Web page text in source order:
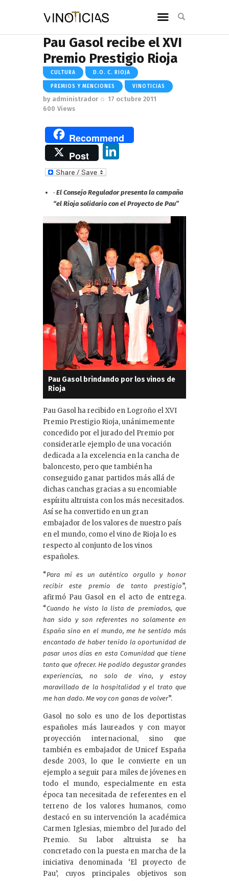
Pau Gasol recibe el XVI
Premio Prestigio Rioja
CULTURA D.O. C. RIOJA
PREMIOS Y MENCIONES VINOTICIAS
by administrador
17 octubre 2011
600 Views
Recommend
Post
e
dI
n
· El Consejo Regulador presenta la campaña
“el Rioja solidario con el Proyecto de Pau”
Pau Gasol brindando por los vinos de
Rioja
Pau Gasol ha recibido en Logroño el XVI
Premio Prestigio Rioja, unánimemente
concedido por el jurado del Premio por
considerarle ejemplo de una vocación
dedicada a la excelencia en la cancha de
baloncesto, pero que también ha
conseguido ganar partidos más allá de
dichas canchas gracias a su encomiable
espíritu altruista con los más necesitados.
Así se ha convertido en un gran
embajador de los valores de nuestro país
en el mundo, como el vino de Rioja lo es
respecto al conjunto de los vinos
españoles.
“Para mí es un auténtico orgullo y honor
recibir este premio de tanto prestigio”,
afirmó Pau Gasol en el acto de entrega.
“Cuando he visto la lista de premiados, que
han sido y son referentes no solamente en
España sino en el mundo, me he sentido más
encantado de haber tenido la oportunidad de
pasar unos días en esta Comunidad que tiene
tanto que ofrecer. He podido degustar grandes
experiencias, no solo de vino, y estoy
maravillado de la hospitalidad y el trato que
me han dado. Me voy con ganas de volver”.
Gasol no solo es uno de los deportistas
españoles más laureados y con mayor
proyección internacional, sino que
también es embajador de Unicef España
desde 2003, lo que le convierte en un
ejemplo a seguir para miles de jóvenes en
todo el mundo, especialmente en esta
época tan necesitada de referentes en el
terreno de los valores humanos, como
destacó en su intervención la académica
Carmen Iglesias, miembro del Jurado del
Premio. Su labor altruista se ha
concretado con la puesta en marcha de la
iniciativa denominada ‘El proyecto de
Pau’, cuyos principales objetivos son